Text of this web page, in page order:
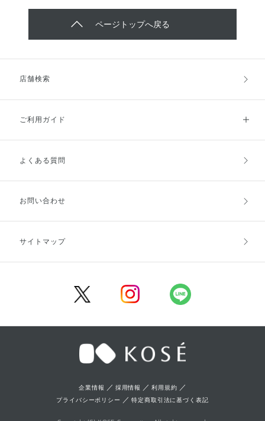
ページトップへ戻る
店舗検索
ご利用ガイド
ご利用ガイドトップ
お支払方法
キャンセル・返品・交換
よくある質問
お問い合わせ
サイトマップ
企業情報 ／ 採用情報 ／利用規約 ／
プライバシーポリシー ／特定商取引法に基づく表記